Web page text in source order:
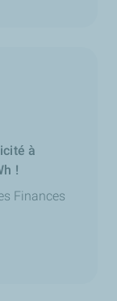
à
!
Finances